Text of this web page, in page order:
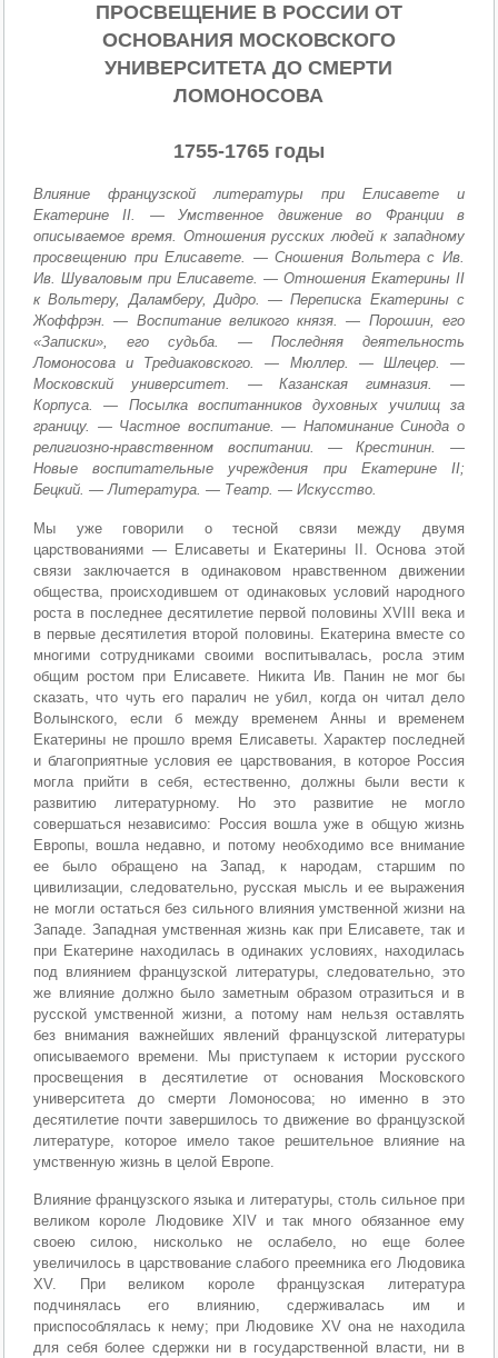
ПРОСВЕЩЕНИЕ В РОССИИ ОТ
ОСНОВАНИЯ МОСКОВСКОГО
УНИВЕРСИТЕТА ДО СМЕРТИ
ЛОМОНОСОВА
1755-1765 годы
Влияние французской литературы при Елисавете и
Екатерине II. — Умственное движение во Франции в
описываемое время. Отношения русских людей к западному
просвещению при Елисавете. — Сношения Вольтера с Ив.
Ив. Шуваловым при Елисавете. — Отношения Екатерины II
к Вольтеру, Даламберу, Дидро. — Переписка Екатерины с
Жоффрэн. — Воспитание великого князя. — Порошин, его
«Записки», его судьба. — Последняя деятельность
Ломоносова и Тредиаковского. — Мюллер. — Шлецер. —
Московский университет. — Казанская гимназия. —
Корпуса. — Посылка воспитанников духовных училищ за
границу. — Частное воспитание. — Напоминание Синода о
религиозно-нравственном воспитании. — Крестинин. —
Новые воспитательные учреждения при Екатерине II;
Бецкий. — Литература. — Театр. — Искусство.
Мы уже говорили о тесной связи между двумя
царствованиями — Елисаветы и Екатерины II. Основа этой
связи заключается в одинаковом нравственном движении
общества, происходившем от одинаковых условий народного
роста в последнее десятилетие первой половины XVIII века и
в первые десятилетия второй половины. Екатерина вместе со
многими сотрудниками своими воспитывалась, росла этим
общим ростом при Елисавете. Никита Ив. Панин не мог бы
сказать, что чуть его паралич не убил, когда он читал дело
Волынского, если б между временем Анны и временем
Екатерины не прошло время Елисаветы. Характер последней
и благоприятные условия ее царствования, в которое Россия
могла прийти в себя, естественно, должны были вести к
развитию литературному. Но это развитие не могло
совершаться независимо: Россия вошла уже в общую жизнь
Европы, вошла недавно, и потому необходимо все внимание
ее было обращено на Запад, к народам, старшим по
цивилизации, следовательно, русская мысль и ее выражения
не могли остаться без сильного влияния умственной жизни на
Западе. Западная умственная жизнь как при Елисавете, так и
при Екатерине находилась в одинаких условиях, находилась
под влиянием французской литературы, следовательно, это
же влияние должно было заметным образом отразиться и в
русской умственной жизни, а потому нам нельзя оставлять
без внимания важнейших явлений французской литературы
описываемого времени. Мы приступаем к истории русского
просвещения в десятилетие от основания Московского
университета до смерти Ломоносова; но именно в это
десятилетие почти завершилось то движение во французской
литературе, которое имело такое решительное влияние на
умственную жизнь в целой Европе.
Влияние французского языка и литературы, столь сильное при
великом короле Людовике XIV и так много обязанное ему
своею силою, нисколько не ослабело, но еще более
увеличилось в царствование слабого преемника его Людовика
XV. При великом короле французская литература
подчинялась его влиянию, сдерживалась им и
приспособлялась к нему; при Людовике XV она не находила
для себя более сдержки ни в государственной власти, ни в